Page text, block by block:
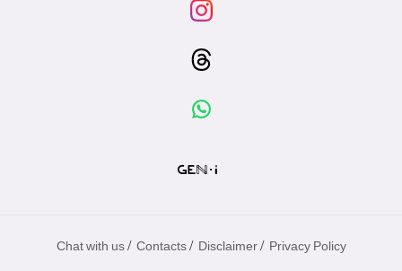
Chat with us / Contacts / Disclaimer / Privacy Policy